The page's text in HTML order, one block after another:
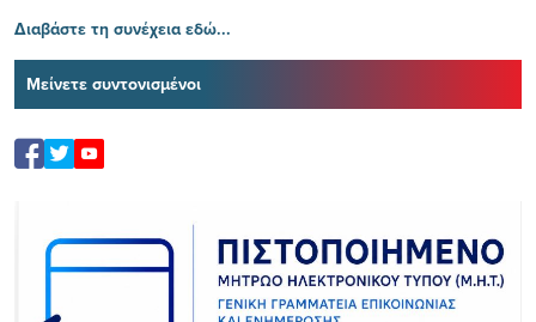
Διαβάστε τη συνέχεια εδώ...
Μείνετε συντονισμένοι